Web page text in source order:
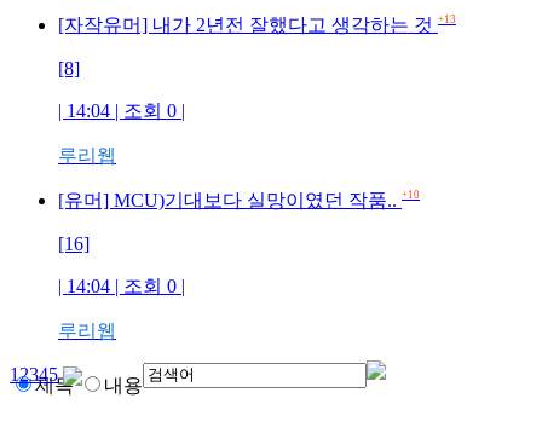
[자작유머] 내가 2년전 잘했다고 생각하는 것 +13
[8]
| 14:04 | 조회 0 |
루리웹
[유머] MCU)기대보다 실망이였던 작품.. +10
[16]
| 14:04 | 조회 0 |
루리웹
12345
제목 내용